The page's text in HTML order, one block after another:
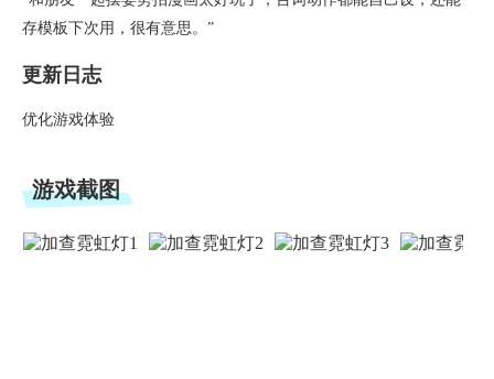
存模板下次用，很有意思。”
更新日志
优化游戏体验
游戏截图